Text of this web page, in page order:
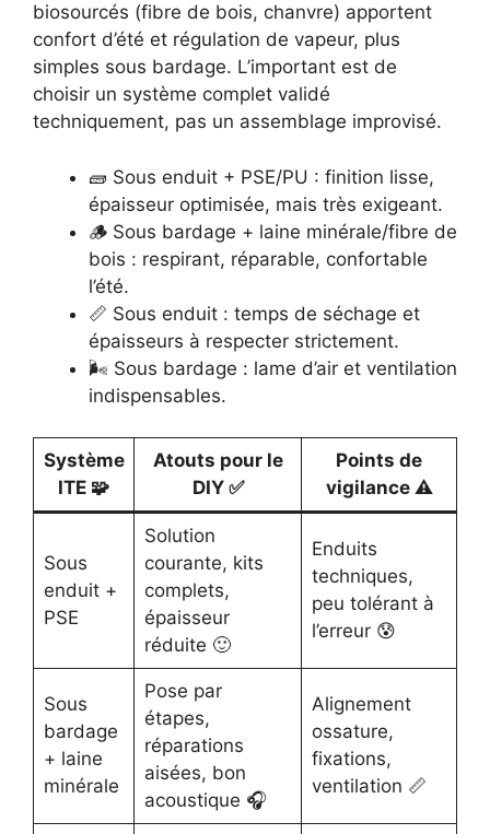
biosourcés (fibre de bois, chanvre) apportent
confort d’été et régulation de vapeur, plus
simples sous bardage. L’important est de
choisir un système complet validé
techniquement, pas un assemblage improvisé.
🧱 Sous enduit + PSE/PU : finition lisse,
épaisseur optimisée, mais très exigeant.
🪵 Sous bardage + laine minérale/fibre de
bois : respirant, réparable, confortable
l’été.
📏 Sous enduit : temps de séchage et
épaisseurs à respecter strictement.
🌬️ Sous bardage : lame d’air et ventilation
indispensables.
Système
ITE 🧩
Atouts pour le
DIY ✅
Points de
vigilance ⚠️
Sous
enduit +
PSE
Solution
courante, kits
complets,
épaisseur
réduite 🙂
Enduits
techniques,
peu tolérant à
l’erreur 😰
Sous
bardage
+ laine
minérale
Pose par
étapes,
réparations
aisées, bon
acoustique 🎧
Alignement
ossature,
fixations,
ventilation 📏